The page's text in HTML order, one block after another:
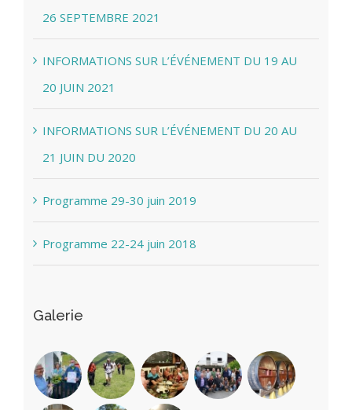
26 SEPTEMBRE 2021
INFORMATIONS SUR L’ÉVÉNEMENT DU 19 AU
20 JUIN 2021
INFORMATIONS SUR L’ÉVÉNEMENT DU 20 AU
21 JUIN DU 2020
Programme 29-30 juin 2019
Programme 22-24 juin 2018
Galerie